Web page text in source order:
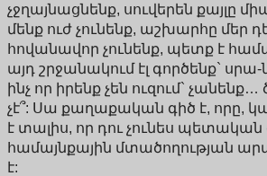
չջղայնացնենք, սուվերեն քայլը
մենք ուժ չունենք, աշխարհը մեր
հովանավոր չունենք, պետք է
այդ շրջանակում էլ գործենք`
ինչ որ իրենք չեն ուզում`
չէ՞: Սա քաղաքական գիծ է, որը,
է տալիս, որ դու չունես
համայնքային մտածողության
է: